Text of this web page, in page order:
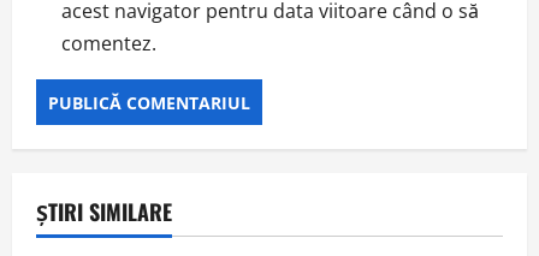
acest navigator pentru data viitoare când o să
comentez.
ȘTIRI SIMILARE